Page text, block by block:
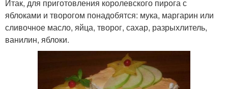
Итак, для приготовления королевского пирога с
яблоками и творогом понадобятся: мука, маргарин или
сливочное масло, яйца, творог, сахар, разрыхлитель,
ванилин, яблоки.